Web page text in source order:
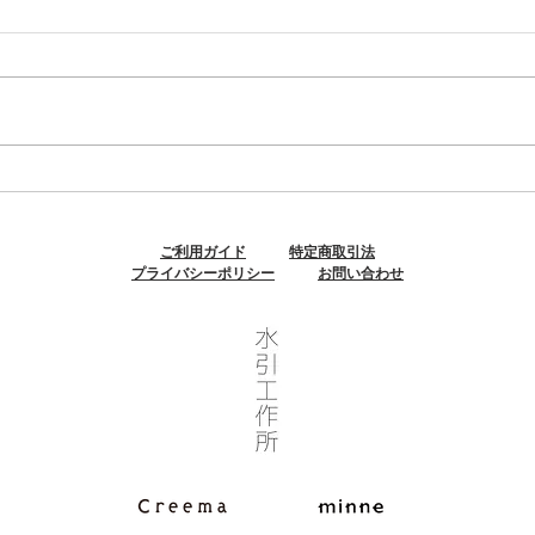
ご利用ガイド
特定商取引法
プライバシーポリシー
お問い合わせ